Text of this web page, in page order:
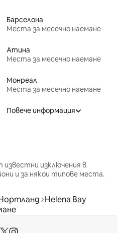
Барселона
Места за месечно наемане
Атина
Места за месечно наемане
Монреал
Места за месечно наемане
Повече информация
известни изключения в
и за някои типове места.
Helena Bay